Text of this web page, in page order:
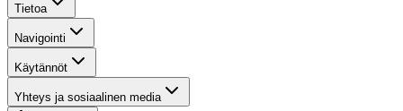
Tietoa
Navigointi
Käytännöt
Yhteys ja sosiaalinen media